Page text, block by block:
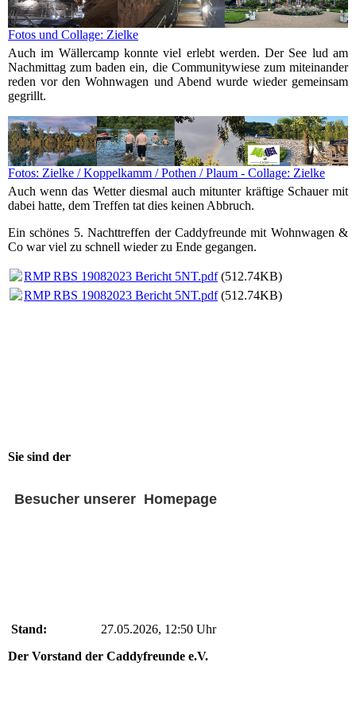
Fotos und Collage: Zielke
Auch im Wällercamp konnte viel erlebt werden. Der See lud am
Nachmittag zum baden ein, die Communitywiese zum miteinander
reden vor den Wohnwagen und Abend wurde wieder gemeinsam
gegrillt.
Fotos: Zielke / Koppelkamm / Pothen / Plaum - Collage: Zielke
Auch wenn das Wetter diesmal auch mitunter kräftige Schauer mit
dabei hatte, dem Treffen tat dies keinen Abbruch.
Ein schönes 5. Nachttreffen der Caddyfreunde mit Wohnwagen &
Co war viel zu schnell wieder zu Ende gegangen.
RMP RBS 19082023 Bericht 5NT.pdf(512.74KB)
RMP RBS 19082023 Bericht 5NT.pdf(512.74KB)
Sie sind der
Besucher unserer Homepage
Stand: 27.05.2026, 12:50 Uhr
Der Vorstand der Caddyfreunde e.V.